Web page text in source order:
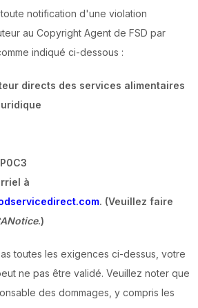
notification d'une violation
au Copyright Agent de FSD par
indiqué ci-dessous :
directs des services alimentaires
à
. (Veuillez faire
.)
toutes les exigences ci-dessus, votre
ne pas être validé. Veuillez noter que
des dommages, y compris les